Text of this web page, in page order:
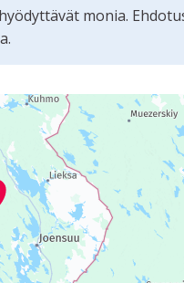
monia.
ruudunlukijalla,